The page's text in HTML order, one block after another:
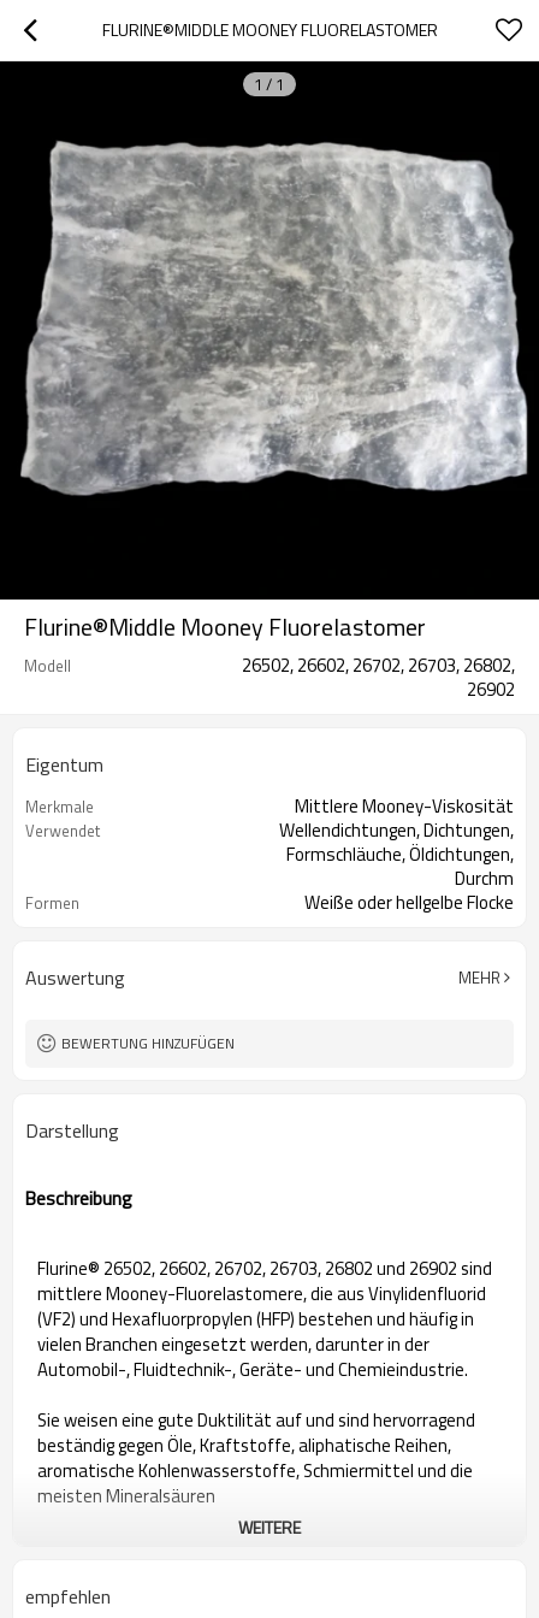
FLURINE®MIDDLE MOONEY FLUORELASTOMER
1 / 1
Flurine®Middle Mooney Fluorelastomer
Modell
26502, 26602, 26702, 26703, 26802,
26902
Eigentum
Merkmale Mittlere Mooney-Viskosität
Verwendet
Wellendichtungen, Dichtungen,
Formschläuche, Öldichtungen,
Durchm
Formen Weiße oder hellgelbe Flocke
Auswertung MEHR
BEWERTUNG HINZUFÜGEN
Darstellung
Beschreibung
Flurine® 26502, 26602, 26702, 26703, 26802 und 26902 sind
mittlere Mooney-Fluorelastomere, die aus Vinylidenfluorid
(VF2) und Hexafluorpropylen (HFP) bestehen und häufig in
vielen Branchen eingesetzt werden, darunter in der
Automobil-, Fluidtechnik-, Geräte- und Chemieindustrie.
Sie weisen eine gute Duktilität auf und sind hervorragend
beständig gegen Öle, Kraftstoffe, aliphatische Reihen,
aromatische Kohlenwasserstoffe, Schmiermittel und die
meisten Mineralsäuren
WEITERE
empfehlen